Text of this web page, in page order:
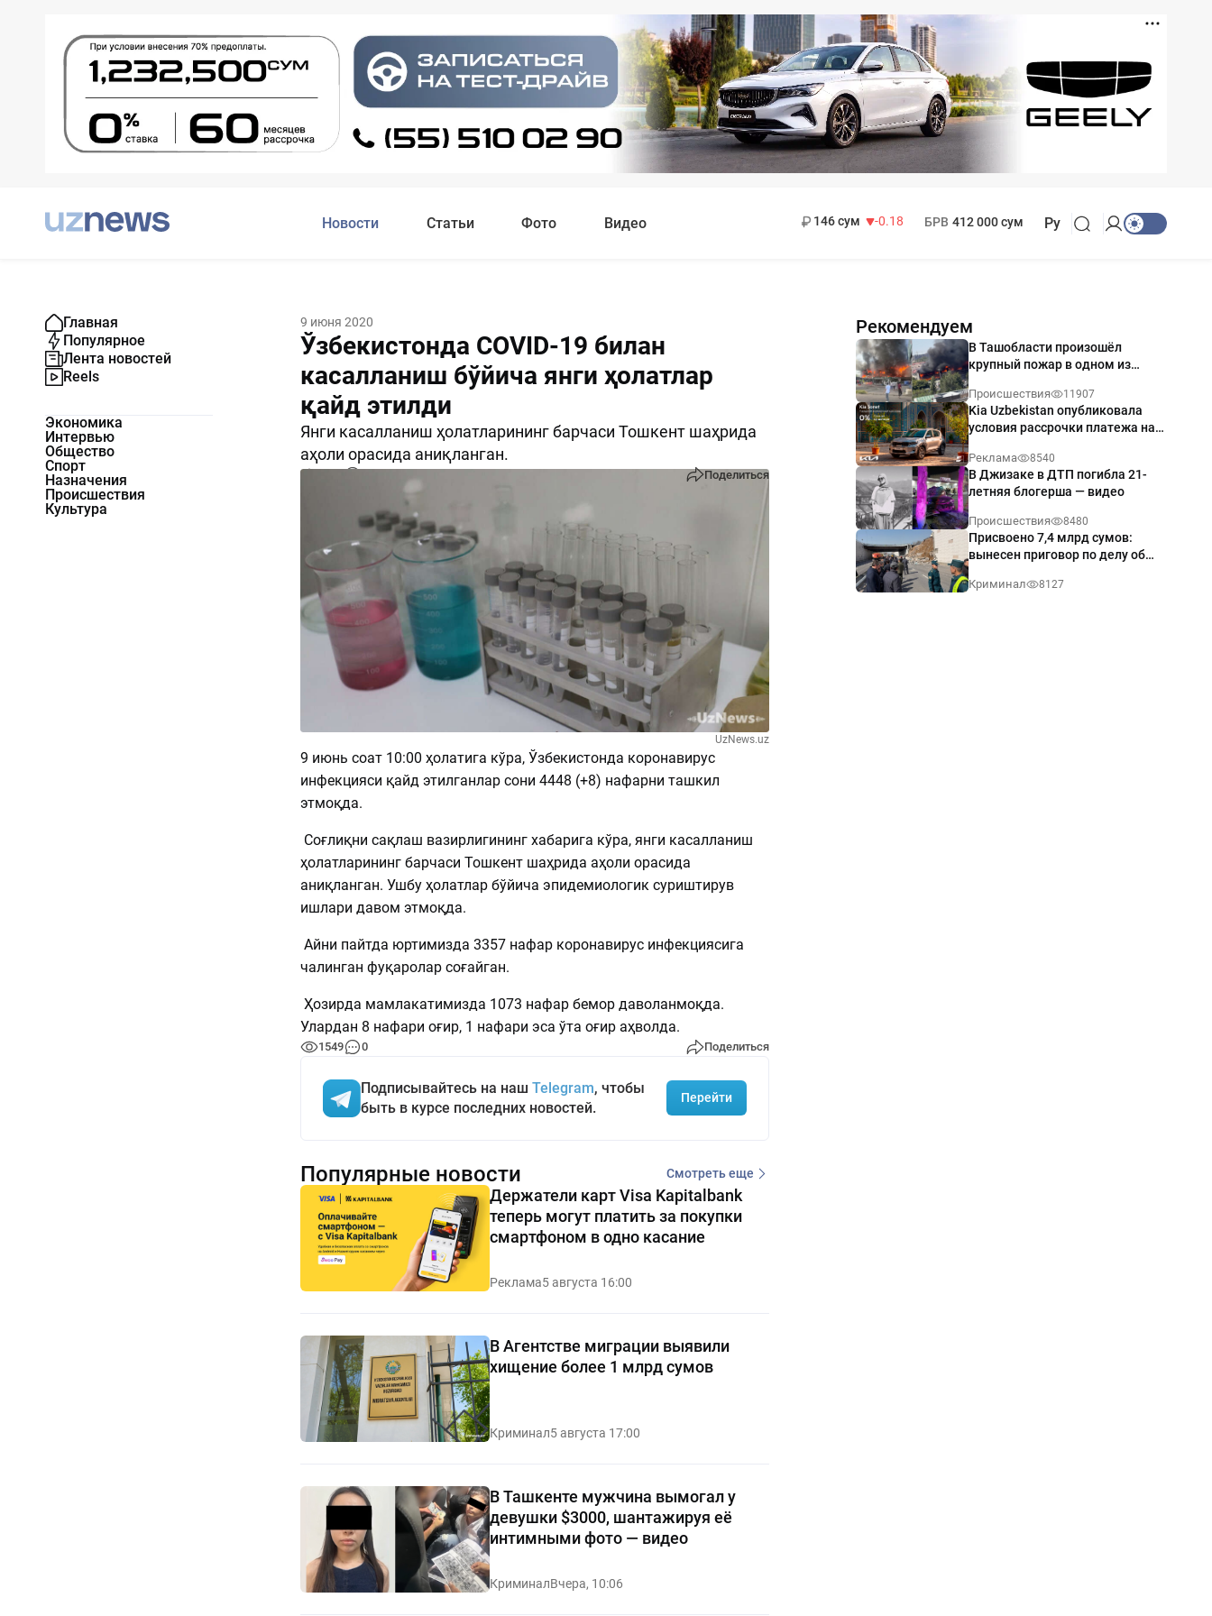
Новости Статьи Фото Видео
146 сум
-0.18
БРВ 412 000 сум Ру
Главная
Популярное
Лента новостей
Reels
Экономика
Интервью
Общество
Спорт
Назначения
Происшествия
Культура
9 июня 2020
Ўзбекистонда COVID-19 билан
касалланиш бўйича янги ҳолатлар
қайд этилди
Янги касалланиш ҳолатларининг барчаси Тошкент шаҳрида
аҳоли орасида аниқланган.
Поделиться
UzNews.uz
9 июнь соат 10:00 ҳолатига кўра, Ўзбекистонда коронавирус
инфекцияси қайд этилганлар сони 4448 (+8) нафарни ташкил
этмоқда.
Соғлиқни сақлаш вазирлигининг хабарига кўра, янги касалланиш
ҳолатларининг барчаси Тошкент шаҳрида аҳоли орасида
аниқланган. Ушбу ҳолатлар бўйича эпидемиологик суриштирув
ишлари давом этмоқда.
Айни пайтда юртимизда 3357 нафар коронавирус инфекциясига
чалинган фуқаролар соғайган.
Ҳозирда мамлакатимизда 1073 нафар бемор даволанмоқда.
Улардан 8 нафари оғир, 1 нафари эса ўта оғир аҳволда.
1549 0 Поделиться
Подписывайтесь на наш Telegram, чтобы
быть в курсе последних новостей.
Перейти
Рекомендуем
В Ташобласти произошёл
крупный пожар в одном из
Происшествия 11907
Kia Uzbekistan опубликовала
условия рассрочки платежа на
годовых
Реклама 8540
В Джизаке в ДТП погибла 21-
летняя блогерша — видео
Происшествия 8480
Присвоено 7,4 млрд сумов:
вынесен приговор по делу об
Ташкенте
Криминал 8127
Популярные новости Смотреть еще
Держатели карт Visa Kapitalbank
теперь могут платить за покупки
смартфоном в одно касание
Реклама5 августа 16:00
В Агентстве миграции выявили
хищение более 1 млрд сумов
Криминал5 августа 17:00
В Ташкенте мужчина вымогал у
девушки $3000, шантажируя её
интимными фото — видео
КриминалВчера, 10:06